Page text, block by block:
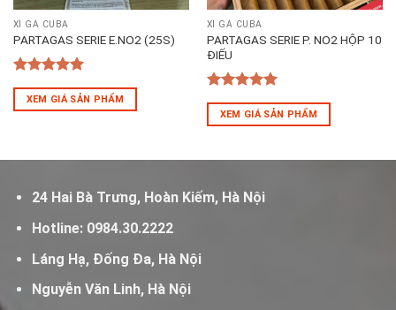
XÌ GÀ CUBA
PARTAGAS SERIE E.NO2 (25S)
5out of 5
XEM GIÁ SẢN PHẨM
XÌ GÀ CUBA
PARTAGAS SERIE P. NO2 HỘP 10
ĐIẾU
5out of 5
XEM GIÁ SẢN PHẨM
24 Hai Bà Trưng, Hoàn Kiếm, Hà Nội
Hotline: 0984.30.2222
Láng Hạ, Đống Đa, Hà Nội
Nguyễn Văn Linh, Hà Nội